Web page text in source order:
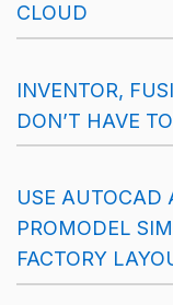
CLOUD
INVENTOR,
DON’T HAVE
USE AUTOCAD
PROMODEL
FACTORY